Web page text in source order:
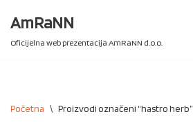
Skip
AmRaNN
Oficijelna web prezentacija AmRaNN d.o.o.
Početna \ Proizvodi označeni “hastro herb”